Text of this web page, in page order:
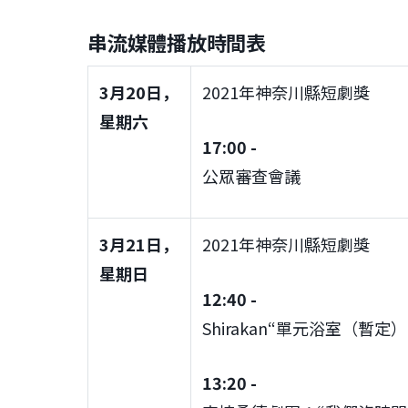
串流媒體播放時間表
3月20日，
星期六
2021年神奈川縣短劇獎
17:00 -
公眾審查會議
3月21日，
星期日
2021年神奈川縣短劇獎
12:40 -
Shirakan“單元浴室（暫定
13:20 -